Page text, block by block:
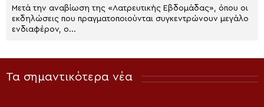
Μετά την αναβίωση της «Λατρευτικής Εβδομάδας», όπου οι
εκδηλώσεις που πραγματοποιούνται συγκεντρώνουν μεγάλο
ενδιαφέρον, ο...
Τα σημαντικότερα νέα